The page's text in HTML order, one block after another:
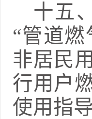
十五、
“管道
非居民
行用户
使用指